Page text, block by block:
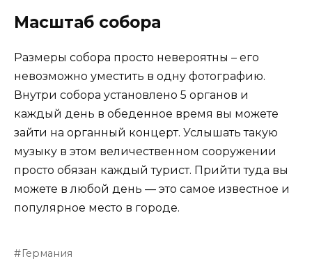
Масштаб собора
Размеры собора просто невероятны – его
невозможно уместить в одну фотографию.
Внутри собора установлено 5 органов и
каждый день в обеденное время вы можете
зайти на органный концерт. Услышать такую
музыку в этом величественном сооружении
просто обязан каждый турист. Прийти туда вы
можете в любой день — это самое известное и
популярное место в городе.
Германия